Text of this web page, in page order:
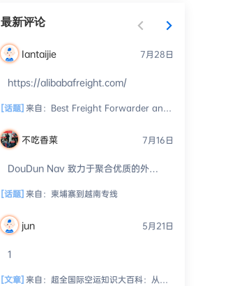
最新评论
Iantaijie 7月28日
https://alibabafreight.com/
[话题]来自： Best Freight Forwarder and Customs Broker
不吃香菜 7月16日
DouDun Nav 致力于聚合优质的外贸
道，并通过人工审核进行精细化分
[话题]来自： 柬埔寨到越南专线 ​
jun 5月21日
1
[文章]来自： 超全国际空运知识大百科：从入门到精通，玩转空中物流！